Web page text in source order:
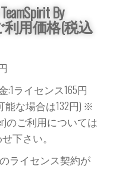
By
利用価格(税込
ライセンス165円
な場合は132円) ※
のご利用については
下さい。
ライセンス契約が